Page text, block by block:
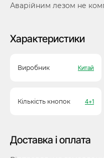
Аварійним лезом не
Характеристики
Виробник Китай
Кількість кнопок 4+1
Доставка і оплата